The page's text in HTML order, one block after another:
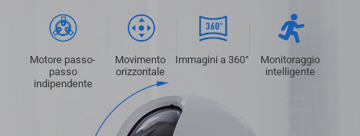
Monitoraggio
intelligente
Immagini a 360°
Movimento
orizzontale
Motore passo-
passo
indipendente